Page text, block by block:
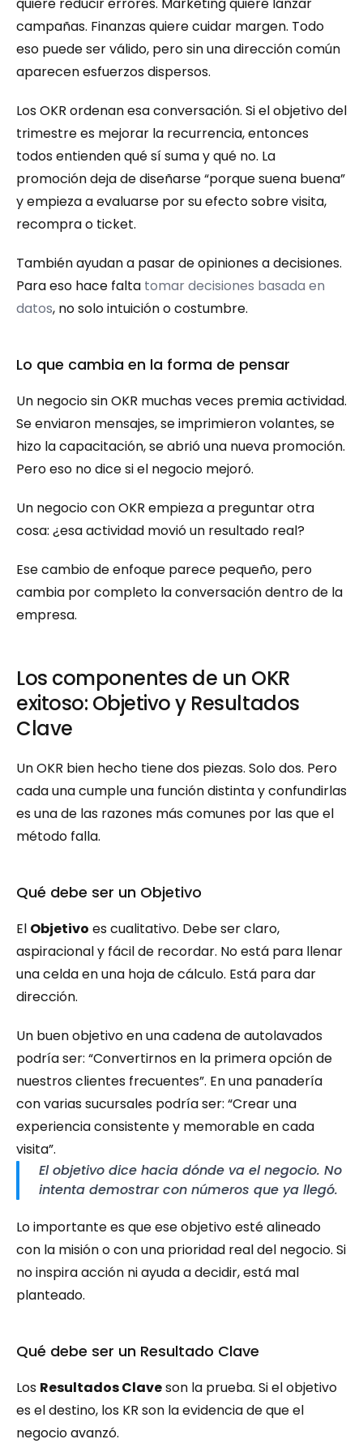
quiere reducir errores. Marketing quiere lanzar
campañas. Finanzas quiere cuidar margen. Todo
eso puede ser válido, pero sin una dirección común
aparecen esfuerzos dispersos.
Los OKR ordenan esa conversación. Si el objetivo del
trimestre es mejorar la recurrencia, entonces
todos entienden qué sí suma y qué no. La
promoción deja de diseñarse “porque suena buena”
y empieza a evaluarse por su efecto sobre visita,
recompra o ticket.
También ayudan a pasar de opiniones a decisiones.
Para eso hace falta tomar decisiones basada en
datos, no solo intuición o costumbre.
Lo que cambia en la forma de pensar
Un negocio sin OKR muchas veces premia actividad.
Se enviaron mensajes, se imprimieron volantes, se
hizo la capacitación, se abrió una nueva promoción.
Pero eso no dice si el negocio mejoró.
Un negocio con OKR empieza a preguntar otra
cosa: ¿esa actividad movió un resultado real?
Ese cambio de enfoque parece pequeño, pero
cambia por completo la conversación dentro de la
empresa.
Los componentes de un OKR
exitoso: Objetivo y Resultados
Clave
Un OKR bien hecho tiene dos piezas. Solo dos. Pero
cada una cumple una función distinta y confundirlas
es una de las razones más comunes por las que el
método falla.
Qué debe ser un Objetivo
El Objetivo es cualitativo. Debe ser claro,
aspiracional y fácil de recordar. No está para llenar
una celda en una hoja de cálculo. Está para dar
dirección.
Un buen objetivo en una cadena de autolavados
podría ser: “Convertirnos en la primera opción de
nuestros clientes frecuentes”. En una panadería
con varias sucursales podría ser: “Crear una
experiencia consistente y memorable en cada
visita”.
El objetivo dice hacia dónde va el negocio. No
intenta demostrar con números que ya llegó.
Lo importante es que ese objetivo esté alineado
con la misión o con una prioridad real del negocio. Si
no inspira acción ni ayuda a decidir, está mal
planteado.
Qué debe ser un Resultado Clave
Los Resultados Clave son la prueba. Si el objetivo
es el destino, los KR son la evidencia de que el
negocio avanzó.